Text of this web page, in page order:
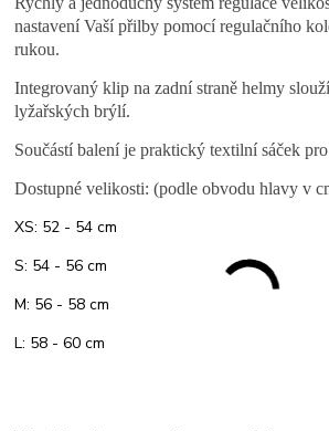
nastavení Vaší přilby pomocí regulačního
rukou.
Integrovaný klip na zadní straně helmy
lyžařských brýlí.
Součástí balení je praktický textilní sáček
Dostupné velikosti: (podle obvodu hlavy v
XS: 52 - 54 cm
S: 54 - 56 cm
M: 56 - 58 cm
L: 58 - 60 cm